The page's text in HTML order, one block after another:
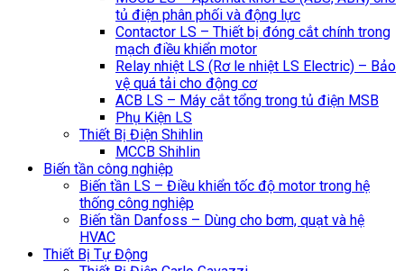
tủ điện phân phối và động lực
Contactor LS – Thiết bị đóng cắt chính trong
mạch điều khiển motor
Relay nhiệt LS (Rơ le nhiệt LS Electric) – Bảo
vệ quá tải cho động cơ
ACB LS – Máy cắt tổng trong tủ điện MSB
Phụ Kiện LS
Thiết Bị Điện Shihlin
MCCB Shihlin
Biến tần công nghiệp
Biến tần LS – Điều khiển tốc độ motor trong hệ
thống công nghiệp
Biến tần Danfoss – Dùng cho bơm, quạt và hệ
HVAC
Thiết Bị Tự Động